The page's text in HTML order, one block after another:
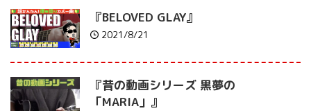
『BELOVED GLAY』
2021/8/21
『昔の動画シリーズ 黒夢の
「MARIA」』